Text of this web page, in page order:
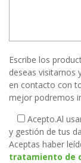
Escribe los
deseas visitarnos
en contacto con
mejor podremos
Acepto.Al
y gestión de tus
Aceptas haber
tratamiento de